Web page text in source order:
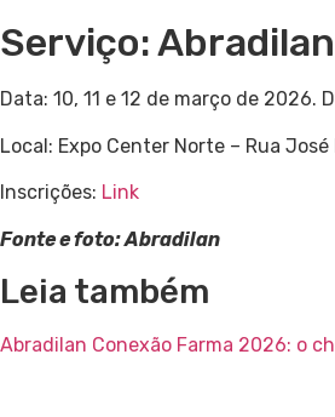
Serviço:
Data: 10, 11 e 12 de março de 2026.
Local: Expo Center Norte – Rua
Inscrições: Link
Fonte e foto: Abradilan
Leia também
Abradilan Conexão Farma 2026: o